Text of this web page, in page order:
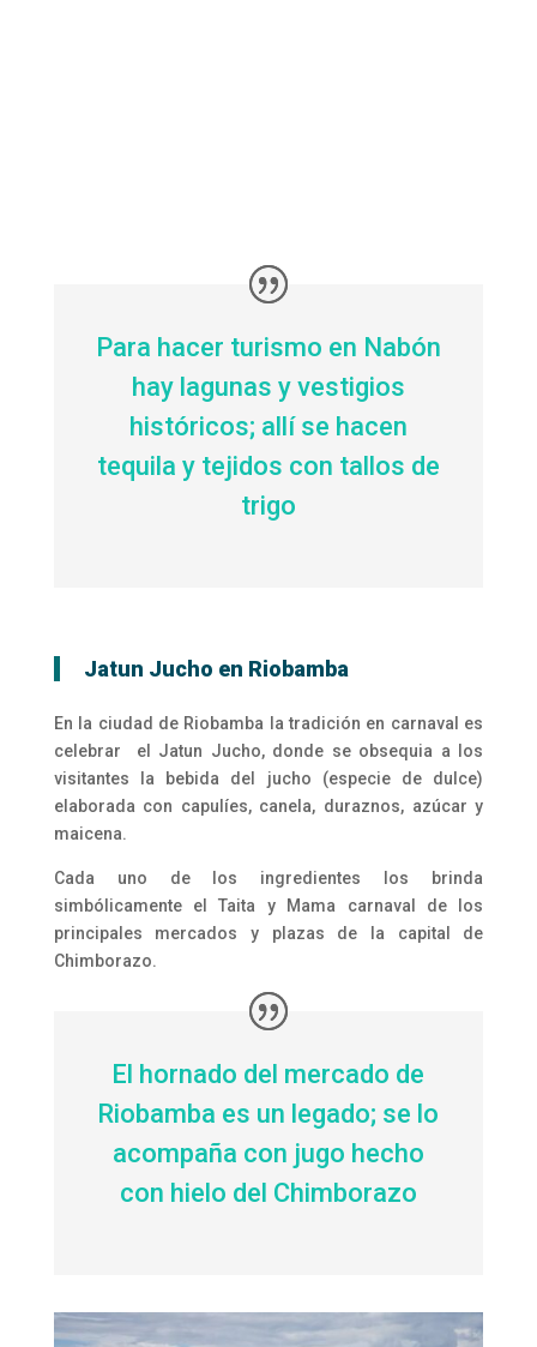
Para hacer turismo en Nabón
hay lagunas y vestigios
históricos; allí se hacen
tequila y tejidos con tallos de
trigo
Jatun Jucho en Riobamba
En la ciudad de Riobamba la tradición en carnaval es
celebrar el Jatun Jucho, donde se obsequia a los
visitantes la bebida del jucho (especie de dulce)
elaborada con capulíes, canela, duraznos, azúcar y
maicena.
Cada uno de los ingredientes los brinda
simbólicamente el Taita y Mama carnaval de los
principales mercados y plazas de la capital de
Chimborazo.
El hornado del mercado de
Riobamba es un legado; se lo
acompaña con jugo hecho
con hielo del Chimborazo